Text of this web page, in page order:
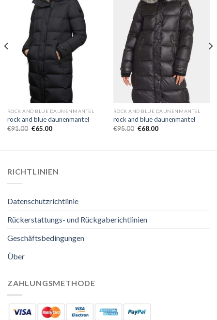
ROCK AND BLUE DAUNENMANTEL
rock and blue daunenmantel
€91.00 €65.00
ROCK AND BLUE DAUNENMANTEL
rock and blue daunenmantel
€95.00 €68.00
RICHTLINIEN
Datenschutzrichtlinie
Rückerstattungs- und Rückgaberichtlinien
Geschäftsbedingungen
Über
ZAHLUNGSMETHODE